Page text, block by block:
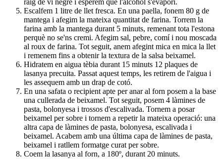
raig de vi negre i esperem que l'alcohol s'evapori.
Escalfem 1 litre de llet fresca. En una paella, fonem 80 g de
mantega i afegim la mateixa quantitat de farina. Torrem la
farina amb la mantega durant 5 minuts, remenant tota l'estona
perquè no se'ns cremi. Afegim sal, pebre, comí i nou moscada
al roux de farina. Tot seguit, anem afegint mica en mica la llet
i remenem fins a obtenir la textura de la salsa beixamel.
Hidratem en aigua tèbia durant 15 minuts 12 plaques de
lasanya precuita. Passat aquest temps, les retirem de l'aigua i
les assequem amb un drap de cotó.
En una safata o recipient apte per anar al forn posem a la base
una cullerada de beixamel. Tot seguit, posem 4 làmines de
pasta, bolonyesa i trossos d'escalivada. Tornem a posar
beixamel per sobre i tornem a repetir la mateixa operació: una
altra capa de làmines de pasta, bolonyesa, escalivada i
beixamel. Acabem amb una última capa de làmines de pasta,
beixamel i ratllem formatge curat per sobre.
Coem la lasanya al forn, a 180º, durant 20 minuts.